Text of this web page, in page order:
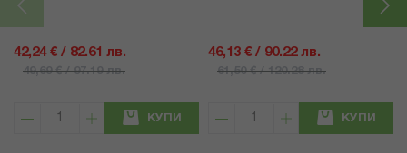
42,24 € / 82.61 лв.
49,69 € / 97.19 лв.
КУПИ
46,13 € / 90.22 лв.
61,50 € / 120.28 лв.
КУПИ